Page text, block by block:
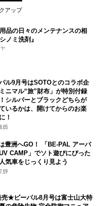
アップ
品の日々のメンテナンスの相
ノミ洗剤』
ル9月号はSOTOとのコラボ企
ニマル“旅”財布」が特別付録
シルバーとブラックどちらが
いるかは、開けてからのお楽
！
豊洲へGO！ 「BE-PAL アーバ
CAMP」でソト遊びにぴった
気車をじっくり見よう
売★ビーパル8月号は富士山大特